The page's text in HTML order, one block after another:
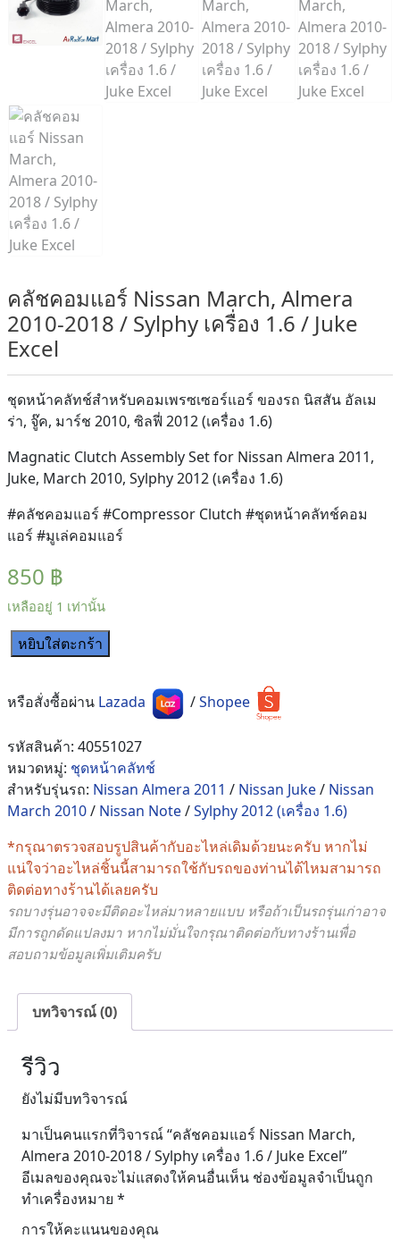
คลัชคอมแอร์ Nissan March, Almera
2010-2018 / Sylphy เครื่อง 1.6 / Juke
Excel
ชุดหน้าคลัทช์สำหรับคอมเพรซเซอร์แอร์ ของรถ นิสสัน อัลเม
ร่า, จู๊ค, มาร์ช 2010, ซิลฟี่ 2012 (เครื่อง 1.6)
Magnatic Clutch Assembly Set for Nissan Almera 2011,
Juke, March 2010, Sylphy 2012 (เครื่อง 1.6)
#คลัชคอมแอร์ #Compressor Clutch #ชุดหน้าคลัทช์คอม
แอร์ #มูเล่คอมแอร์
850 ฿
เหลืออยู่ 1 เท่านั้น
จำนวน
คอม
Nissan
March,
Almera
2010-
/
Sylphy
เครื่อง
1.6
/
Juke
ชิ้น
หยิบใส่ตะกร้า
หรือสั่งซื้อผ่าน Lazada /Shopee
รหัสสินค้า: 40551027
หมวดหมู่: ชุดหน้าคลัทช์
สำหรับรุ่นรถ: Nissan Almera 2011 / Nissan Juke/ Nissan
March 2010/ Nissan Note/Sylphy 2012 (เครื่อง 1.6)
*กรุณาตรวจสอบรูปสินค้ากับอะไหล่เดิมด้วยนะครับ หากไม่
แน่ใจว่าอะไหล่ชิ้นนี้สามารถใช้กับรถของท่านได้ไหมสามารถ
ติดต่อทางร้านได้เลยครับ
รถบางรุ่นอาจจะมีติดอะไหล่มาหลายแบบ หรือถ้าเป็นรถรุ่นเก่าอาจ
มีการถูกดัดแปลงมา หากไม่มั่นใจกรุณาติดต่อกับทางร้านเพื่อ
สอบถามข้อมูลเพิ่มเติมครับ
บทวิจารณ์ (0)
รีวิว
ยังไม่มีบทวิจารณ์
มาเป็นคนแรกที่วิจารณ์ “คลัชคอมแอร์ Nissan March,
Almera 2010-2018 / Sylphy เครื่อง 1.6 / Juke Excel”
อีเมลของคุณจะไม่แสดงให้คนอื่นเห็น ช่องข้อมูลจำเป็นถูก
ทำเครื่องหมาย *
การให้คะแนนของคุณ